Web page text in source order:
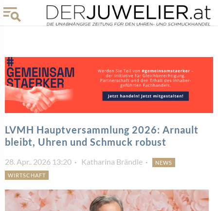
LVMH Hauptversammlung 2026: Arnault
bleibt, Uhren und Schmuck robust
28. Apr.. 2026 13:20 Katharina Brändle
NEWS
WIRTSCHAFT